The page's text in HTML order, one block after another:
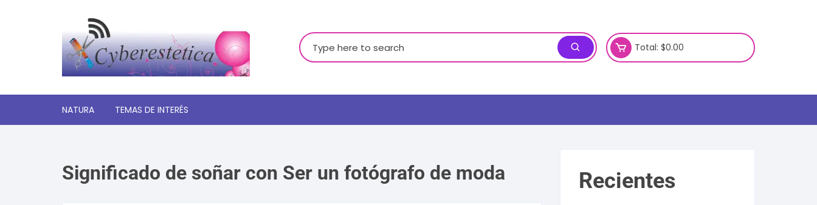
Buscar:
Total: $0.00
NATURA TEMAS DE INTERÉS
Autoayuda y desarrollo
personal
Significado de soñar con Ser un fotógrafo de moda Recientes